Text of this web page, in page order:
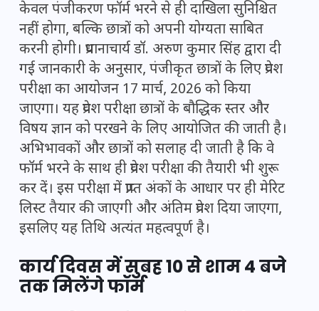
केवल पंजीकरण फॉर्म भरने से ही दाखिला सुनिश्चित
नहीं होगा, बल्कि छात्रों को अपनी योग्यता साबित
करनी होगी। प्रधानाचार्य डॉ. अरुण कुमार सिंह द्वारा दी
गई जानकारी के अनुसार, पंजीकृत छात्रों के लिए प्रवेश
परीक्षा का आयोजन 17 मार्च, 2026 को किया
जाएगा। यह प्रवेश परीक्षा छात्रों के बौद्धिक स्तर और
विषय ज्ञान को परखने के लिए आयोजित की जाती है।
अभिभावकों और छात्रों को सलाह दी जाती है कि वे
फॉर्म भरने के साथ ही प्रवेश परीक्षा की तैयारी भी शुरू
कर दें। इस परीक्षा में प्राप्त अंकों के आधार पर ही मेरिट
लिस्ट तैयार की जाएगी और अंतिम प्रवेश दिया जाएगा,
इसलिए यह तिथि अत्यंत महत्वपूर्ण है।
कार्य दिवस में सुबह 10 से शाम 4 बजे
तक मिलेंगे फॉर्म